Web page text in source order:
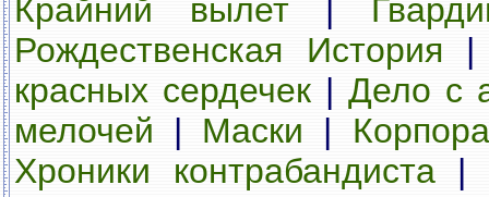
Крайний вылет|
Рождественская История
красных сердечек | Дело с
мелочей | Маски |
Хроники контрабандиста|